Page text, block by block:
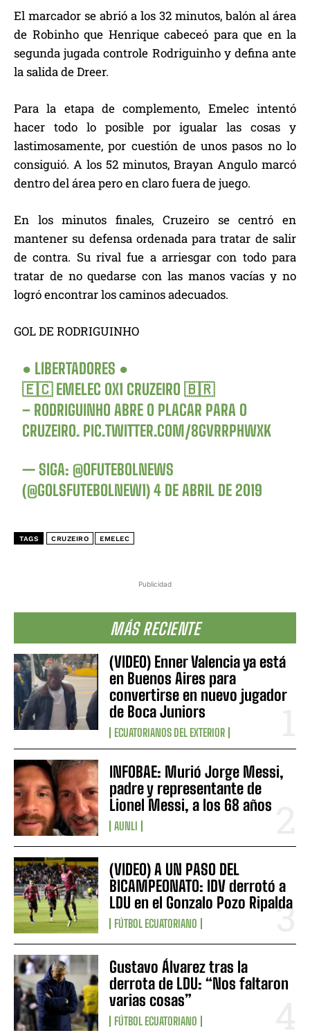
Publicidad
MÁS RECIENTE
(VIDEO) Enner Valencia ya está
en Buenos Aires para
convertirse en nuevo jugador
de Boca Juniors
ECUATORIANOS DEL EXTERIOR
INFOBAE: Murió Jorge Messi,
padre y representante de
Lionel Messi, a los 68 años
AUNLI
(VIDEO) A UN PASO DEL
BICAMPEONATO: IDV derrotó a
LDU en el Gonzalo Pozo Ripalda
FÚTBOL ECUATORIANO
Gustavo Álvarez tras la
derrota de LDU: “Nos faltaron
varias cosas”
FÚTBOL ECUATORIANO
El marcador se abrió a los 32 minutos, balón al área
de Robinho que Henrique cabeceó para que en la
segunda jugada controle Rodriguinho y defina ante
la salida de Dreer.
Para la etapa de complemento, Emelec intentó
hacer todo lo posible por igualar las cosas y
lastimosamente, por cuestión de unos pasos no lo
consiguió. A los 52 minutos, Brayan Angulo marcó
dentro del área pero en claro fuera de juego.
En los minutos finales, Cruzeiro se centró en
mantener su defensa ordenada para tratar de salir
de contra. Su rival fue a arriesgar con todo para
tratar de no quedarse con las manos vacías y no
logró encontrar los caminos adecuados.
GOL DE RODRIGUINHO
● LIBERTADORES ●
🇪🇨 EMELEC 0X1 CRUZEIRO 🇧🇷
– RODRIGUINHO ABRE O PLACAR PARA O
CRUZEIRO. PIC.TWITTER.COM/8GVRRPHWXK
— SIGA: @OFUTEBOLNEWS
(@GOLSFUTEBOLNEW1)4 DE ABRIL DE 2019
TAGS CRUZEIRO EMELEC